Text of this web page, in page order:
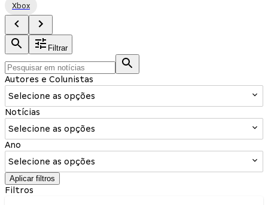
Xbox
Filtrar
Autores e Colunistas
Selecione as opções
Notícias
Selecione as opções
Ano
Selecione as opções
Aplicar filtros
Filtros